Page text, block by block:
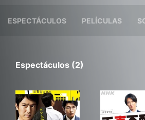
ESPECTÁCULOS PELÍCULAS
Espectáculos (2)